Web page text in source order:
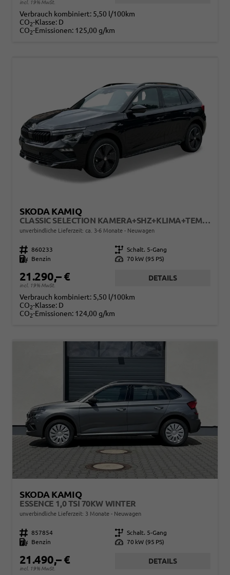
incl. 19% MwSt.
Verbrauch kombiniert: 5,50 l/100km
CO2-Klasse: D
CO2-Emissionen: 125,00 g/km
SKODA KAMIQ
CLASSIC SELECTION KAMERA+SHZ+KLIMA+TEMPOMAT+LED+16" LM
unverbindliche Lieferzeit: ca. 3-6 Monate Neuwagen
Fahrzeugnr. 860233 Getriebe Schalt. 5-Gang
Kraftstoff
Benzin Leistung 70 kW (95 PS)
21.290,– €
incl. 19% MwSt.
DETAILS
Verbrauch kombiniert: 5,50 l/100km
CO2-Klasse: D
CO2-Emissionen: 124,00 g/km
SKODA KAMIQ
ESSENCE 1,0 TSI 70KW WINTER
unverbindliche Lieferzeit: 3 Monate Neuwagen
Fahrzeugnr. 857854 Getriebe Schalt. 5-Gang
Kraftstoff
Benzin Leistung 70 kW (95 PS)
21.490,– €
incl. 19% MwSt.
DETAILS